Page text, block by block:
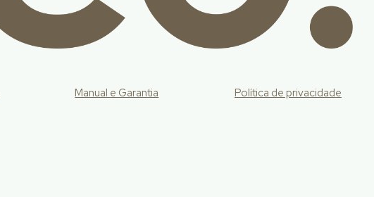
Manual e Garantia Política de privacidade